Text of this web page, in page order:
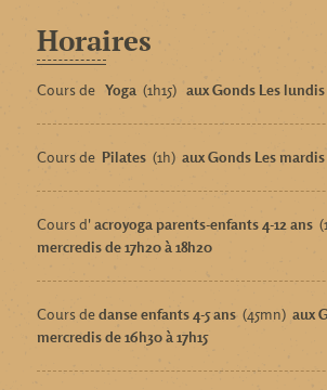
Horaires
Cours de Yoga(1h15) aux Gonds Les lundis
Cours de Pilates(1h) aux Gonds Les mardis
Cours d'acroyoga parents-enfants 4-12 ans
mercredis de 17h20 à 18h20
Cours dedanse enfants 4-5 ans(45mn) aux
mercredis de 16h30 à 17h15